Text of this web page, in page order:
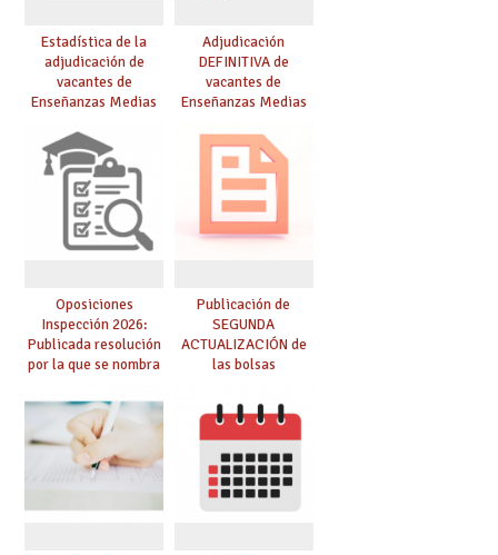
Estadística de la
adjudicación de
vacantes de
Enseñanzas Medias
Adjudicación
DEFINITIVA de
vacantes de
Enseñanzas Medias
Oposiciones
Inspección 2026:
Publicada resolución
por la que se nombra
prácticas, se regulan
dichas prácticas y se
convoca acto público
de adjudicación
Publicación de
SEGUNDA
ACTUALIZACIÓN de
las bolsas
Cuerpo de Maestros
de especialidades
convocadas a
oposición